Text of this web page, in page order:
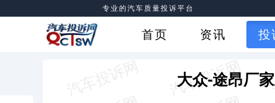
专业的汽车质量投诉平台
首页 资讯 投
大众-途昂厂